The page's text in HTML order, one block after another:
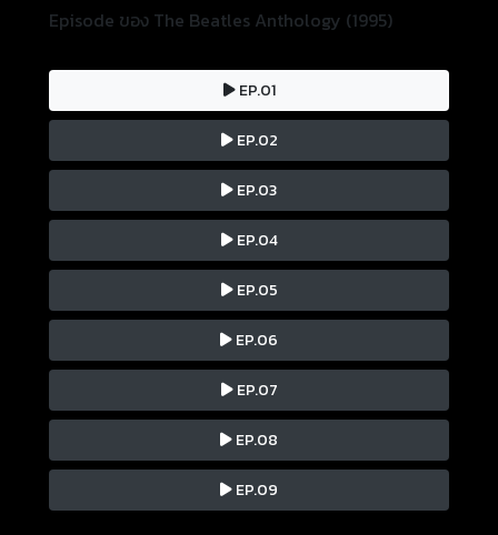
Episode ของ The Beatles Anthology (1995)
EP.01
EP.02
EP.03
EP.04
EP.05
EP.06
EP.07
EP.08
EP.09